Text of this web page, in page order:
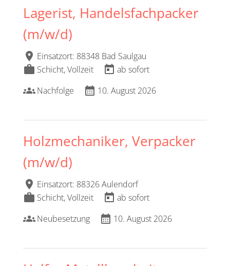
Lagerist, Handelsfachpacker
(m/w/d)
location_on Einsatzort: 88348 Bad Saulgau
work Schicht, Vollzeit today ab sofort
groupsNachfolge calendar_month 10. August 2026
Holzmechaniker, Verpacker
(m/w/d)
location_on Einsatzort: 88326 Aulendorf
work Schicht, Vollzeit today ab sofort
groupsNeubesetzung calendar_month 10. August 2026